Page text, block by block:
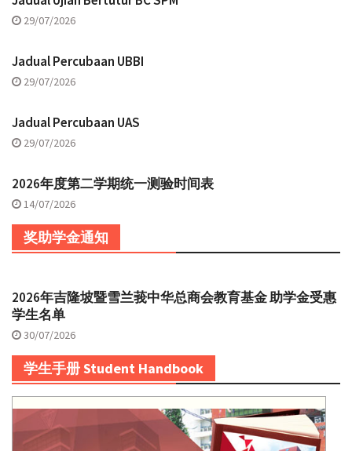
29/07/2026
Jadual Percubaan UBBI
29/07/2026
Jadual Percubaan UAS
29/07/2026
2026年度第二学期统一测验时间表
14/07/2026
奖助学金通知
2026年吉隆坡暨雪兰莪中华总商会教育基金 助学金受惠
学生名单
30/07/2026
学生手册 Student Handbook